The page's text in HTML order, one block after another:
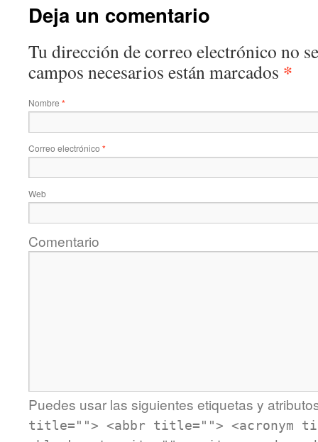
Deja un comentario
Tu dirección de correo electrónico no
campos necesarios están marcados *
Nombre *
Correo electrónico *
Web
Comentario
Puedes usar las siguientes etiquetas y
title=""> <abbr title=""> <acronym